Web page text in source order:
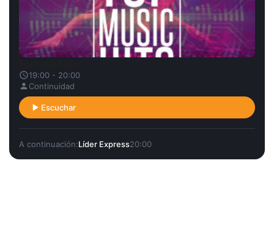
19:00 - 20:00
Continuidad
Escuchar
A continuación:Líder Express20:00